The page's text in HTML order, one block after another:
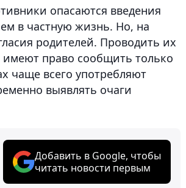
опасаются введения
в частную жизнь. Но, на
родителей. Проводить их
имеют право сообщить только
чаще всего употребляют
выявлять очаги
Добавить в Google, чтобы
читать новости первым